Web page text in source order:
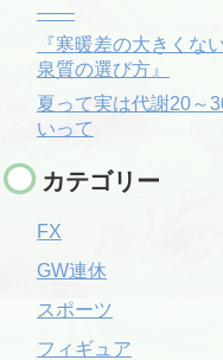
――
『寒暖差の大きくな
泉質の選び方』
夏って実は代謝20～
いって
カテゴリー
FX
GW連休
スポーツ
フィギュア